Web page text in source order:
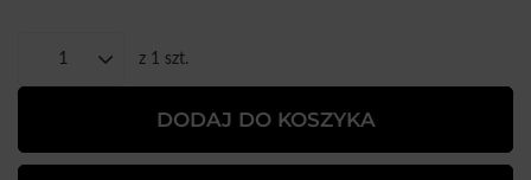
z 1 szt.
DODAJ DO KOSZYKA